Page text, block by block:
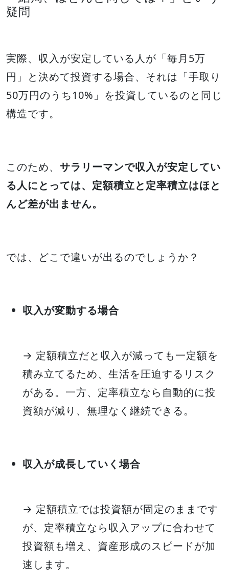
疑問
実際、収入が安定している人が「毎月5万
円」と決めて投資する場合、それは「手取り
50万円のうち10%」を投資しているのと同じ
構造です。
このため、 サラリーマンで収入が安定してい
る人にとっては、定額積立と定率積立はほと
んど差が出ません。
では、どこで違いが出るのでしょうか？
収入が変動する場合
→ 定額積立だと収入が減っても一定額を
積み立てるため、生活を圧迫するリスク
がある。一方、定率積立なら自動的に投
資額が減り、無理なく継続できる。
収入が成長していく場合
→ 定額積立では投資額が固定のままです
が、定率積立なら収入アップに合わせて
投資額も増え、資産形成のスピードが加
速します。